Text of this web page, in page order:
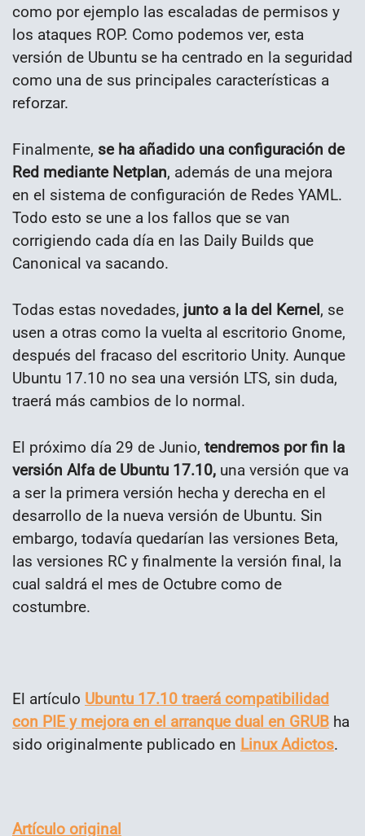
como por ejemplo las escaladas de permisos y
los ataques ROP. Como podemos ver, esta
versión de Ubuntu se ha centrado en la seguridad
como una de sus principales características a
reforzar.
Finalmente, se ha añadido una configuración de
Red mediante Netplan, además de una mejora
en el sistema de configuración de Redes YAML.
Todo esto se une a los fallos que se van
corrigiendo cada día en las Daily Builds que
Canonical va sacando.
Todas estas novedades, junto a la del Kernel, se
usen a otras como la vuelta al escritorio Gnome,
después del fracaso del escritorio Unity. Aunque
Ubuntu 17.10 no sea una versión LTS, sin duda,
traerá más cambios de lo normal.
El próximo día 29 de Junio, tendremos por fin la
versión Alfa de Ubuntu 17.10, una versión que va
a ser la primera versión hecha y derecha en el
desarrollo de la nueva versión de Ubuntu. Sin
embargo, todavía quedarían las versiones Beta,
las versiones RC y finalmente la versión final, la
cual saldrá el mes de Octubre como de
costumbre.
El artículo Ubuntu 17.10 traerá compatibilidad
con PIE y mejora en el arranque dual en GRUB ha
sido originalmente publicado en Linux Adictos.
Artículo original